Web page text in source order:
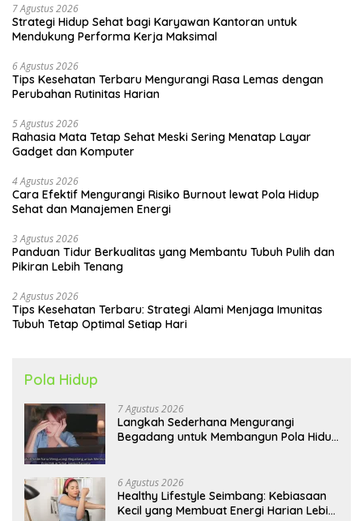
7 Agustus 2026
Strategi Hidup Sehat bagi Karyawan Kantoran untuk
Mendukung Performa Kerja Maksimal
6 Agustus 2026
Tips Kesehatan Terbaru Mengurangi Rasa Lemas dengan
Perubahan Rutinitas Harian
5 Agustus 2026
Rahasia Mata Tetap Sehat Meski Sering Menatap Layar
Gadget dan Komputer
4 Agustus 2026
Cara Efektif Mengurangi Risiko Burnout lewat Pola Hidup
Sehat dan Manajemen Energi
3 Agustus 2026
Panduan Tidur Berkualitas yang Membantu Tubuh Pulih dan
Pikiran Lebih Tenang
2 Agustus 2026
Tips Kesehatan Terbaru: Strategi Alami Menjaga Imunitas
Tubuh Tetap Optimal Setiap Hari
Pola Hidup
7 Agustus 2026
Langkah Sederhana Mengurangi
Begadang untuk Membangun Pola Hidup
6 Agustus 2026
Healthy Lifestyle Seimbang: Kebiasaan
Kecil yang Membuat Energi Harian Lebih